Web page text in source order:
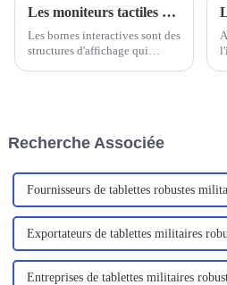
Les moniteurs tactiles classés IP67 relèvent le défi des bornes automatiques
Les bornes interactives sont des
structures d'affichage qui
Recherche Associée
Fournisseurs de tablettes robustes
Exportateurs de tablettes militaires
Entreprises de tablettes militaires